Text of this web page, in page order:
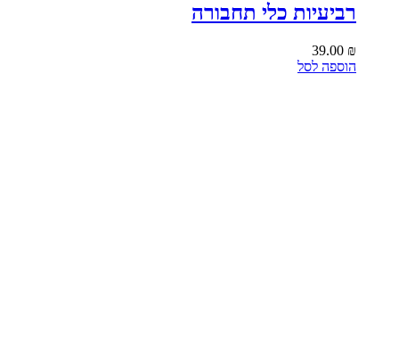
רביעיות כלי תחבורה
39.00 ₪
הוספה לסל